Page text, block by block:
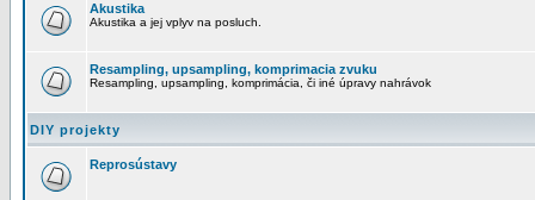
Akustika
Akustika a jej vplyv na posluch.
Resampling, upsampling, komprimacia zvuku
Resampling, upsampling, komprimácia, či iné úpravy nahrávok
DIY projekty
Reprosústavy